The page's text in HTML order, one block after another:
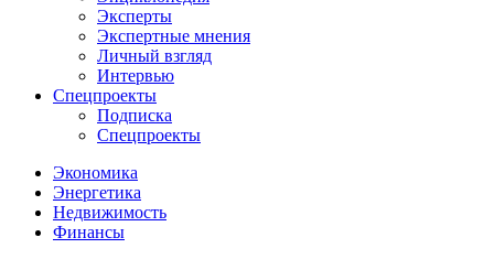
Эксперты
Экспертные мнения
Личный взгляд
Интервью
Спецпроекты
Подписка
Спецпроекты
Экономика
Энергетика
Недвижимость
Финансы